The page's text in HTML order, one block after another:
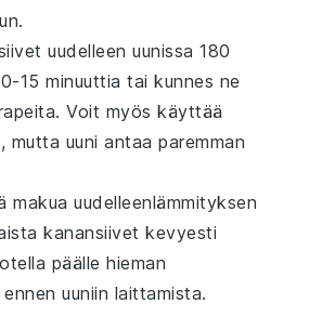
uudelleen uunissa 180
15 minuuttia tai kunnes ne
Voit myös käyttää
mutta uuni antaa paremman
makua uudelleenlämmityksen
kanansiivet kevyesti
päälle hieman
ennen uuniin laittamista.